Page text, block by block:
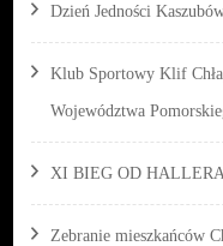
Dzień Jedności
Klub Sportowy Klif
Województwa
XI BIEG OD
Zebranie mieszkańców